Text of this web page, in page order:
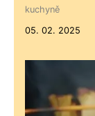
kuchyně
05. 02. 2025